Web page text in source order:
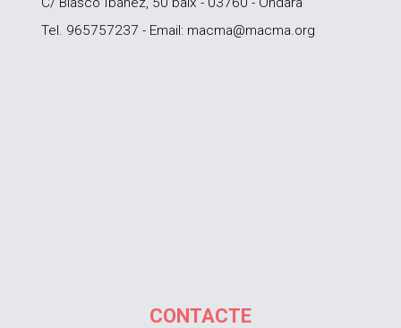
Tel. 965757237 - Email: macma@macma.org
CONTACTE